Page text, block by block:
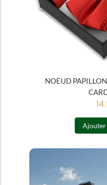
NOEUD
Ajouter